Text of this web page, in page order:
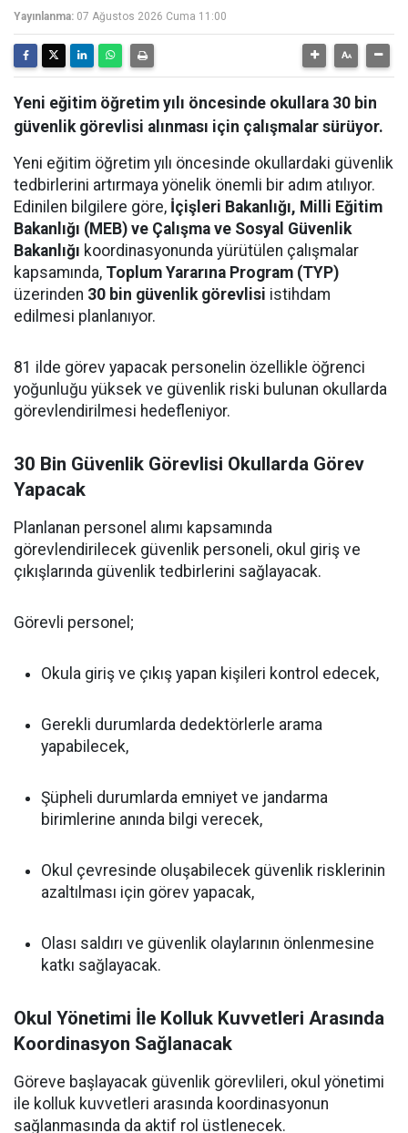
Yayınlanma: 07 Ağustos 2026 Cuma 11:00
Yeni eğitim öğretim yılı öncesinde okullara 30 bin
güvenlik görevlisi alınması için çalışmalar sürüyor.
Yeni eğitim öğretim yılı öncesinde okullardaki güvenlik
tedbirlerini artırmaya yönelik önemli bir adım atılıyor.
Edinilen bilgilere göre, İçişleri Bakanlığı, Milli Eğitim
Bakanlığı (MEB) ve Çalışma ve Sosyal Güvenlik
Bakanlığı koordinasyonunda yürütülen çalışmalar
kapsamında, Toplum Yararına Program (TYP)
üzerinden 30 bin güvenlik görevlisi istihdam
edilmesi planlanıyor.
81 ilde görev yapacak personelin özellikle öğrenci
yoğunluğu yüksek ve güvenlik riski bulunan okullarda
görevlendirilmesi hedefleniyor.
30 Bin Güvenlik Görevlisi Okullarda Görev
Yapacak
Planlanan personel alımı kapsamında
görevlendirilecek güvenlik personeli, okul giriş ve
çıkışlarında güvenlik tedbirlerini sağlayacak.
Görevli personel;
Okula giriş ve çıkış yapan kişileri kontrol edecek,
Gerekli durumlarda dedektörlerle arama
yapabilecek,
Şüpheli durumlarda emniyet ve jandarma
birimlerine anında bilgi verecek,
Okul çevresinde oluşabilecek güvenlik risklerinin
azaltılması için görev yapacak,
Olası saldırı ve güvenlik olaylarının önlenmesine
katkı sağlayacak.
Okul Yönetimi İle Kolluk Kuvvetleri Arasında
Koordinasyon Sağlanacak
Göreve başlayacak güvenlik görevlileri, okul yönetimi
ile kolluk kuvvetleri arasında koordinasyonun
sağlanmasında da aktif rol üstlenecek.